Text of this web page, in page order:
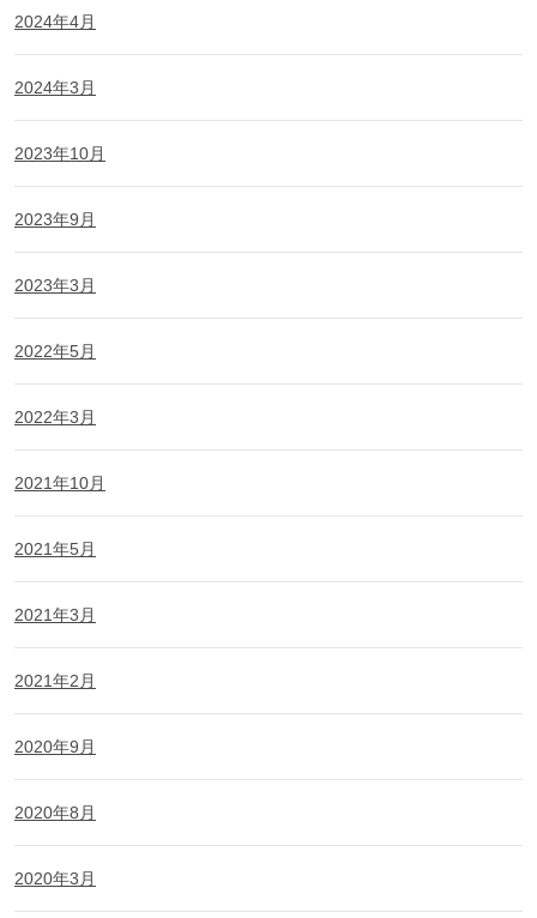
2024年4月
2024年3月
2023年10月
2023年9月
2023年3月
2022年5月
2022年3月
2021年10月
2021年5月
2021年3月
2021年2月
2020年9月
2020年8月
2020年3月